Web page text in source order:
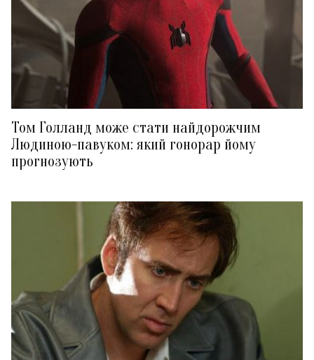
Том Голланд може стати найдорожчим
Людиною-павуком: який гонорар йому
прогнозують